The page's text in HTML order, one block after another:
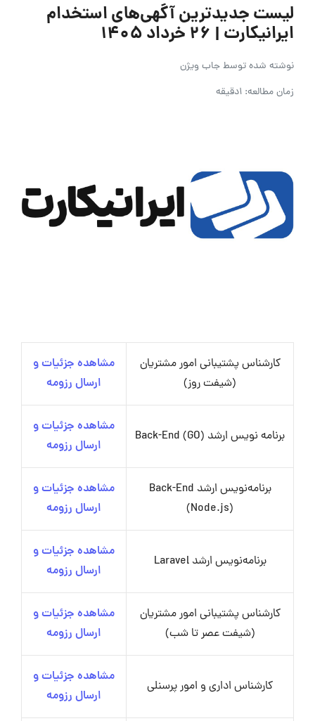
لیست جدیدترین آگهی‌های استخدام
ایرانیکارت | ۲۶ خرداد ۱۴۰۵
نوشته شده توسطجاب ویژن
زمان مطالعه: 1دقیقه
کارشناس پشتیبانی امور مشتریان
(شیفت روز)
مشاهده جزئیات و
ارسال رزومه
برنامه نویس ارشد Back-End (GO)
مشاهده جزئیات و
ارسال رزومه
برنامه‌نویس ارشد ‌Back-End
(Node.js)
مشاهده جزئیات و
ارسال رزومه
برنامه‌نویس ارشد Laravel
مشاهده جزئیات و
ارسال رزومه
کارشناس پشتیبانی امور مشتریان
(شیفت عصر تا شب)
مشاهده جزئیات و
ارسال رزومه
کارشناس اداری و امور پرسنلی
مشاهده جزئیات و
ارسال رزومه